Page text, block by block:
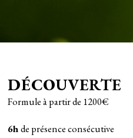
DÉCOUVERTE
Formule à partir de 1200€
6hde présence consécutive